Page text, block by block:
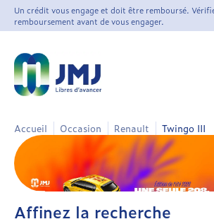
Un crédit vous engage et doit être remboursé.
remboursement avant de vous engager.
Accueil Occasion Renault Twingo III
Affinez la recherche